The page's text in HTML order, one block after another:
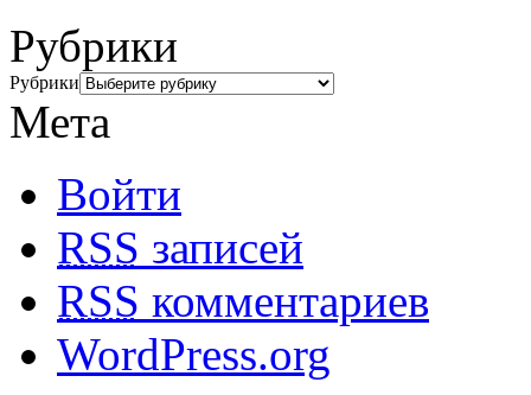
Рубрики
Рубрики
Мета
Войти
RSS записей
RSS комментариев
WordPress.org